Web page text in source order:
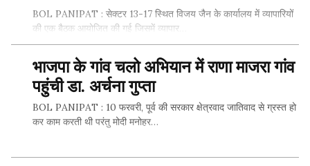
BOL PANIPAT : सेक्टर 13-17 स्थित विजय जैन के कार्यालय में व्यापारियों
की एक बैठक आयोजित की गई जिसमें व्यापार…
SHARE THIS...
भाजपा के गांव चलो अभियान में राणा माजरा गांव
पहुंची डा. अर्चना गुप्ता
BOL PANIPAT : 10 फरवरी, पूर्व की सरकार क्षेत्रवाद जातिवाद से ग्रस्त हो
कर काम करती थी परंतु मोदी मनोहर…